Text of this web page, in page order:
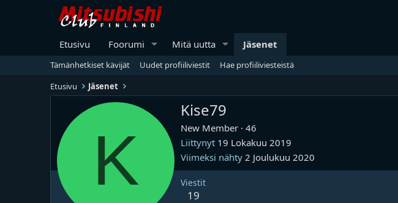
Etusivu Foorumi Mitä uutta Jäsenet
Tämänhetkiset kävijät Uudet profiiliviestit
Hae profiiliviesteistä
Etusivu
Jäsenet
K
Kise79
New Member · 46
Liittynyt 19 Lokakuu 2019
Viimeksi nähty 2 Joulukuu 2020
Viestit
19